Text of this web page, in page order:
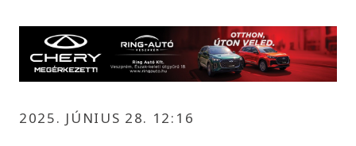
2025. JÚNIUS 28. 12:16